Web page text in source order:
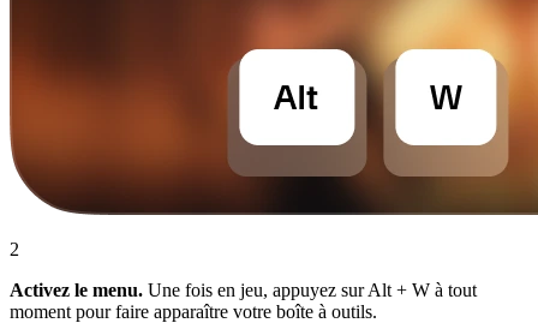
2
Activez le menu. Une fois en jeu, appuyez sur Alt + W à tout
moment pour faire apparaître votre boîte à outils.